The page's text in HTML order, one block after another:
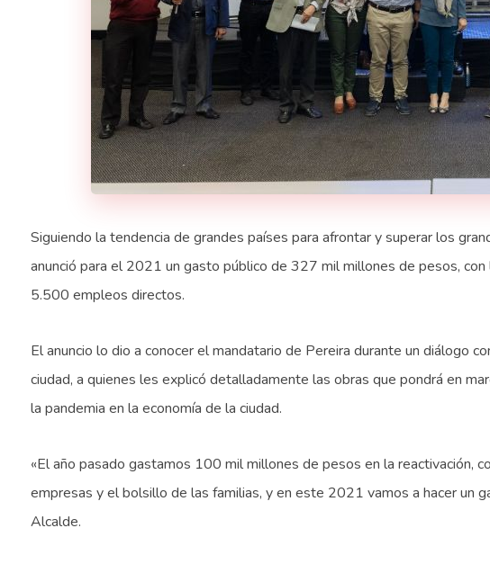
Siguiendo la tendencia de grandes países para afrontar y superar los
anunció para el 2021 un gasto público de 327 mil millones de pesos,
5.500 empleos directos.
El anuncio lo dio a conocer el mandatario de Pereira durante un diálogo
ciudad, a quienes les explicó detalladamente las obras que pondrá en
la pandemia en la economía de la ciudad.
«El año pasado gastamos 100 mil millones de pesos en la reactivación,
empresas y el bolsillo de las familias, y en este 2021 vamos a hacer un
Alcalde.